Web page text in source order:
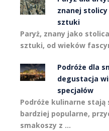
znanej
sztuki
Paryż, znany jako
sztuki, od wieków
Podróże dla
degustacja
specjałów
Podróże kulinarne stają
bardziej popularne,
smakoszy z …